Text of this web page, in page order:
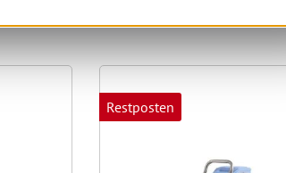
Restposten